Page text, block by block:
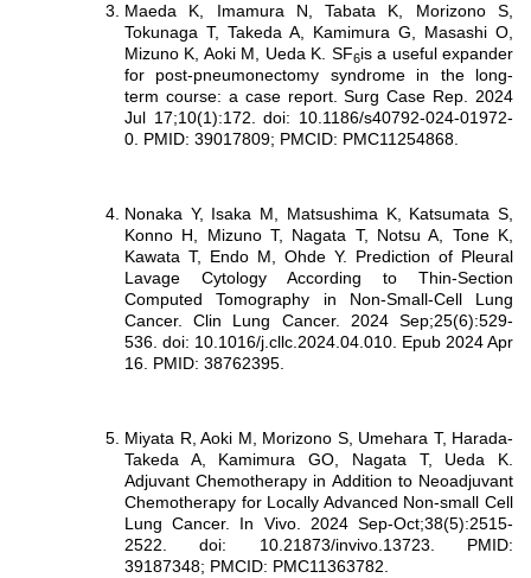
Maeda K, Imamura N, Tabata K, Morizono S,
Tokunaga T, Takeda A, Kamimura G, Masashi O,
Mizuno K, Aoki M, Ueda K. SF6is a useful expander
for post-pneumonectomy syndrome in the long-
term course: a case report. Surg Case Rep. 2024
Jul 17;10(1):172. doi: 10.1186/s40792-024-01972-
0. PMID: 39017809; PMCID: PMC11254868.
Nonaka Y, Isaka M, Matsushima K, Katsumata S,
Konno H, Mizuno T, Nagata T, Notsu A, Tone K,
Kawata T, Endo M, Ohde Y. Prediction of Pleural
Lavage Cytology According to Thin-Section
Computed Tomography in Non-Small-Cell Lung
Cancer. Clin Lung Cancer. 2024 Sep;25(6):529-
536. doi: 10.1016/j.cllc.2024.04.010. Epub 2024 Apr
16. PMID: 38762395.
Miyata R, Aoki M, Morizono S, Umehara T, Harada-
Takeda A, Kamimura GO, Nagata T, Ueda K.
Adjuvant Chemotherapy in Addition to Neoadjuvant
Chemotherapy for Locally Advanced Non-small Cell
Lung Cancer. In Vivo. 2024 Sep-Oct;38(5):2515-
2522. doi: 10.21873/invivo.13723. PMID:
39187348; PMCID: PMC11363782.